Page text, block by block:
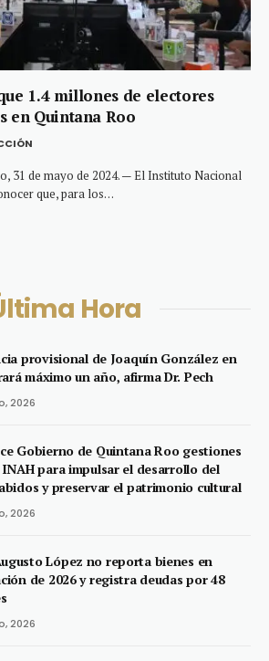
1.4 millones de electores
en Quintana Roo
31 de mayo de 2024. — El Instituto Nacional
que, para los…
Hora
provisional de Joaquín González en
máximo un año, afirma Dr. Pech
2026
Gobierno de Quintana Roo gestiones
para impulsar el desarrollo del
y preservar el patrimonio cultural
2026
López no reporta bienes en
de 2026 y registra deudas por 48
2026